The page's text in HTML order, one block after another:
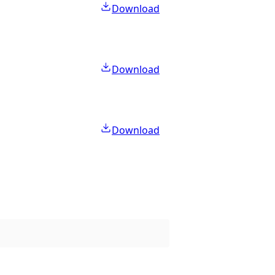
Download
Download
Download